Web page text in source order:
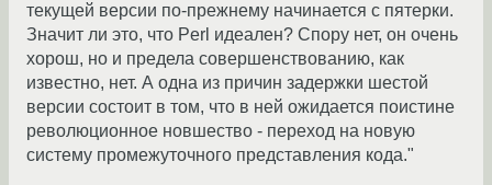
текущей версии по-прежнему начинается с пятерки.
Значит ли это, что Perl идеален? Спору нет, он очень
хорош, но и предела совершенствованию, как
известно, нет. А одна из причин задержки шестой
версии состоит в том, что в ней ожидается поистине
революционное новшество - переход на новую
систему промежуточного представления кода."